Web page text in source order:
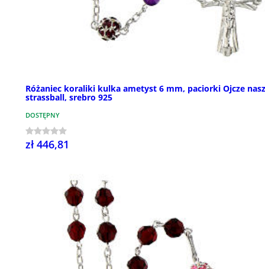
Różaniec koraliki kulka ametyst 6 mm, paciorki Ojcze nasz
strassball, srebro 925
DOSTĘPNY
zł 446,81